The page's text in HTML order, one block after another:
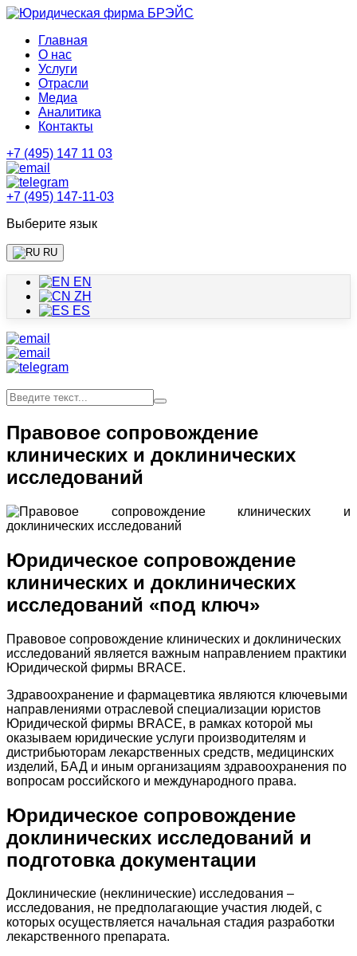
Главная
О нас
Услуги
Отрасли
Медиа
Аналитика
Контакты
+7 (495) 147 11 03
+7 (495) 147-11-03
Выберите язык
RU
EN
ZH
ES
Правовое сопровождение
клинических и доклинических
исследований
Юридическое сопровождение
клинических и доклинических
исследований «под ключ»
Правовое сопровождение клинических и доклинических
исследований является важным направлением практики
Юридической фирмы BRACE.
Здравоохранение и фармацевтика являются ключевыми
направлениями отраслевой специализации юристов
Юридической фирмы BRACE, в рамках которой мы
оказываем юридические услуги производителям и
дистрибьюторам лекарственных средств, медицинских
изделий, БАД и иным организациям здравоохранения по
вопросам российского и международного права.
Юридическое сопровождение
доклинических исследований и
подготовка документации
Доклинические (неклинические) исследования –
исследования, не предполагающие участия людей, с
которых осуществляется начальная стадия разработки
лекарственного препарата.